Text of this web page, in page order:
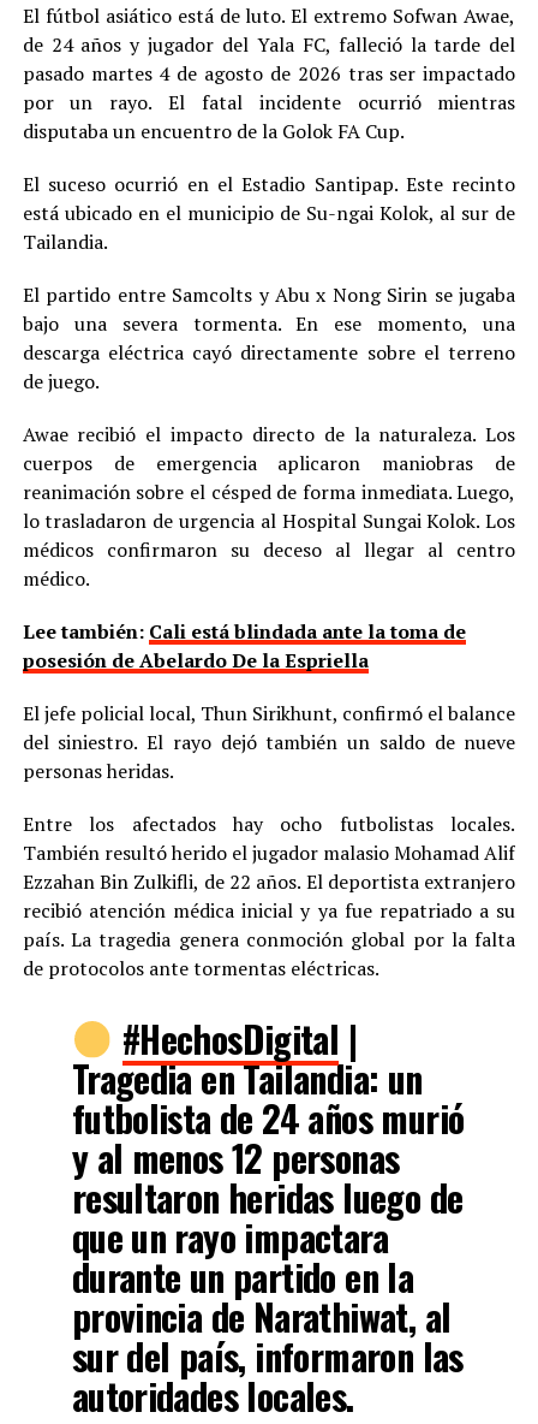
El fútbol asiático está de luto. El extremo Sofwan Awae,
de 24 años y jugador del Yala FC, falleció la tarde del
pasado martes 4 de agosto de 2026 tras ser impactado
por un rayo. El fatal incidente ocurrió mientras
disputaba un encuentro de la Golok FA Cup.
El suceso ocurrió en el Estadio Santipap. Este recinto
está ubicado en el municipio de Su-ngai Kolok, al sur de
Tailandia.
El partido entre Samcolts y Abu x Nong Sirin se jugaba
bajo una severa tormenta. En ese momento, una
descarga eléctrica cayó directamente sobre el terreno
de juego.
Awae recibió el impacto directo de la naturaleza. Los
cuerpos de emergencia aplicaron maniobras de
reanimación sobre el césped de forma inmediata. Luego,
lo trasladaron de urgencia al Hospital Sungai Kolok. Los
médicos confirmaron su deceso al llegar al centro
médico.
Lee también: Cali está blindada ante la toma de
posesión de Abelardo De la Espriella
El jefe policial local, Thun Sirikhunt, confirmó el balance
del siniestro. El rayo dejó también un saldo de nueve
personas heridas.
Entre los afectados hay ocho futbolistas locales.
También resultó herido el jugador malasio Mohamad Alif
Ezzahan Bin Zulkifli, de 22 años. El deportista extranjero
recibió atención médica inicial y ya fue repatriado a su
país. La tragedia genera conmoción global por la falta
de protocolos ante tormentas eléctricas.
#HechosDigital |
Tragedia en Tailandia: un
futbolista de 24 años murió
y al menos 12 personas
resultaron heridas luego de
que un rayo impactara
durante un partido en la
provincia de Narathiwat, al
sur del país, informaron las
autoridades locales.